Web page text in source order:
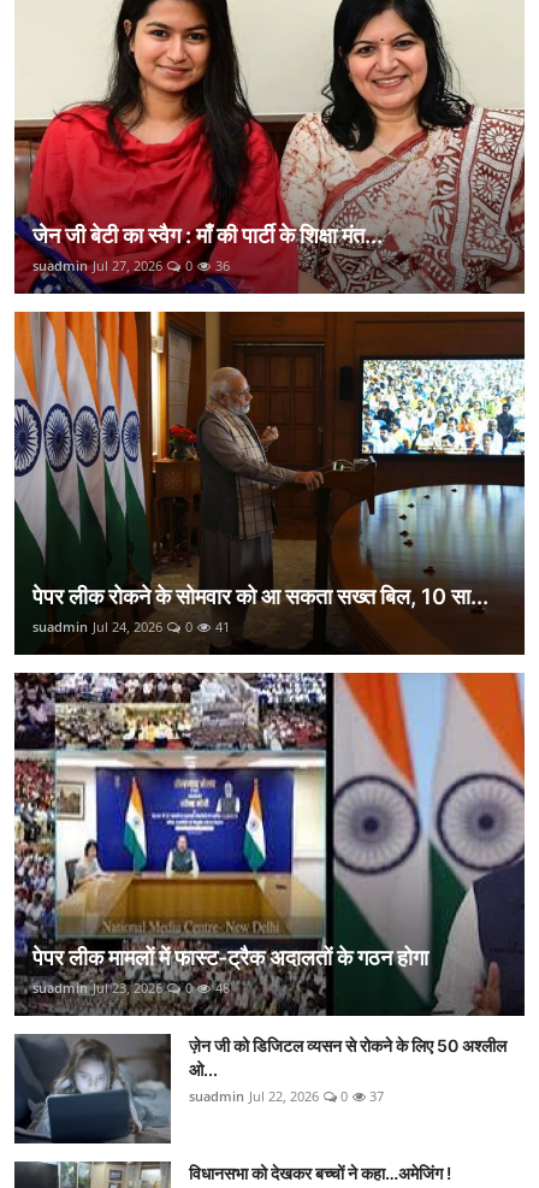
जेन जी बेटी का स्वैग : माँ की पार्टी के शिक्षा मंत...
suadmin Jul 27, 2026 0 36
पेपर लीक रोकने के सोमवार को आ सकता सख्त बिल, 10 सा...
suadmin Jul 24, 2026 0 41
पेपर लीक मामलों में फास्ट-ट्रैक अदालतों के गठन होगा
suadmin Jul 23, 2026 0 48
ज़ेन जी को डिजिटल व्यसन से रोकने के लिए 50 अश्लील
ओ...
suadmin Jul 22, 2026 0 37
विधानसभा को देखकर बच्चों ने कहा…अमेजिंग !